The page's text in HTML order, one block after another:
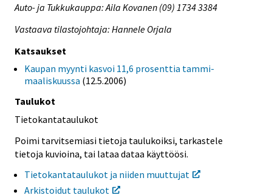
Auto- ja Tukkukauppa: Aila Kovanen (09) 1734 3384
Vastaava tilastojohtaja: Hannele Orjala
Katsaukset
Kaupan myynti kasvoi 11,6 prosenttia tammi-
maaliskuussa (12.5.2006)
Taulukot
Tietokantataulukot
Poimi tarvitsemiasi tietoja taulukoiksi, tarkastele
tietoja kuvioina, tai lataa dataa käyttöösi.
Tietokantataulukot ja niiden muuttujat
Arkistoidut taulukot